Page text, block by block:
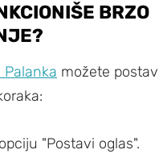
BRZO
Palanka možete
"Postavi oglas".